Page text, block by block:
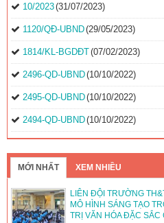
10/2023(31/07/2023)
1120/QĐ-UBND(29/05/2023)
1814/KL-BGDĐT(07/02/2023)
2496-QD-UBND(10/10/2022)
2495-QD-UBND(10/10/2022)
2494-QD-UBND(10/10/2022)
888/TB-UBND(31/08/2022)
2397/QĐ-UBND(26/08/2022)
31/2022/NQ-HĐND (16/08/2022)
MỚI NHẤT XEM NHIỀU
LIÊN ĐỘI TRƯỜNG
MÔ HÌNH SÁNG TẠO
TRỊ VĂN HÓA ĐẶC